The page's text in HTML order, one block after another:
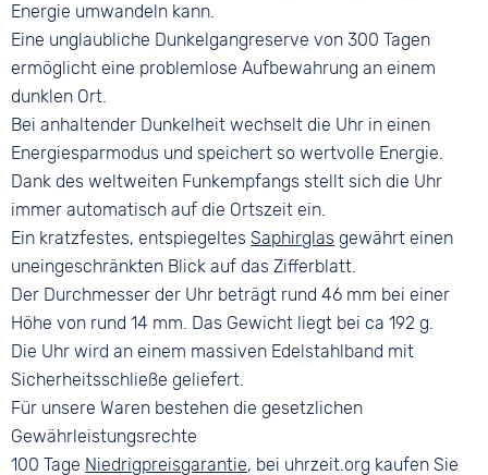
Energie umwandeln kann.
Eine unglaubliche Dunkelgangreserve von 300 Tagen
ermöglicht eine problemlose Aufbewahrung an einem
dunklen Ort.
Bei anhaltender Dunkelheit wechselt die Uhr in einen
Energiesparmodus und speichert so wertvolle Energie.
Dank des weltweiten Funkempfangs stellt sich die Uhr
immer automatisch auf die Ortszeit ein.
Ein kratzfestes, entspiegeltesSaphirglas gewährt einen
uneingeschränkten Blick auf das Zifferblatt.
Der Durchmesser der Uhr beträgt rund 46 mm bei einer
Höhe von rund 14 mm. Das Gewicht liegt bei ca 192 g.
Die Uhr wird an einem massiven Edelstahlband mit
Sicherheitsschließe geliefert.
Für unsere Waren bestehen die gesetzlichen
Gewährleistungsrechte
100 Tage Niedrigpreisgarantie, bei uhrzeit.org kaufen Sie